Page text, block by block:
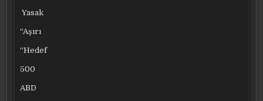
Yasak
“Aşırı
“Hedef
500
ABD